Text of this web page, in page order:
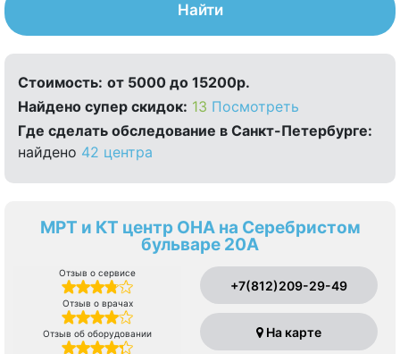
Найти
Стоимость: от 5000 до 15200р.
Найдено cупер скидок: 13 Посмотреть
Где сделать обследование в Санкт-Петербурге:
найдено 42 центра
МРТ и КТ центр ОНА на Серебристом
бульваре 20А
Отзыв о сервисе
Отзыв о врачах
Отзыв об оборудовании
+7(812)209-29-49
На карте